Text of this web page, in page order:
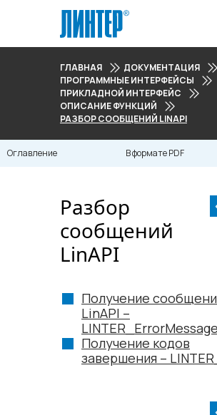
ГЛАВНАЯ
ДОКУМЕНТАЦИЯ
ПРОГРАММНЫЕ ИНТЕРФЕЙСЫ
ПРИКЛАДНОЙ ИНТЕРФЕЙС
ОПИСАНИЕ ФУНКЦИЙ
РАЗБОР СООБЩЕНИЙ LINAPI
Оглавление В формате PDF
Разбор
сообщений
LinAPI
Получение
LinAPI –
LINTER_ErrorMessage
Получение кодов
завершения –